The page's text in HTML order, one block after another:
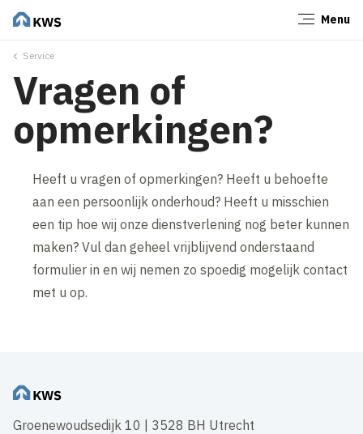
Menu
Service
Vragen of
opmerkingen?
Heeft u vragen of opmerkingen? Heeft u behoefte
aan een persoonlijk onderhoud? Heeft u misschien
een tip hoe wij onze dienstverlening nog beter kunnen
maken? Vul dan geheel vrijblijvend onderstaand
formulier in en wij nemen zo spoedig mogelijk contact
met u op.
Groenewoudsedijk 10 | 3528 BH Utrecht
Sluiten